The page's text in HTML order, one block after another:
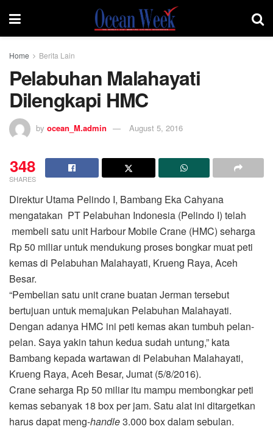
Home Berita Lain
Pelabuhan Malahayati
Dilengkapi HMC
by ocean_M.admin August 5, 2016
348
SHARES
Direktur Utama Pelindo I, Bambang Eka Cahyana
mengatakan PT Pelabuhan Indonesia (Pelindo I) telah
membeli satu unit Harbour Mobile Crane (HMC) seharga
Rp 50 miliar untuk mendukung proses bongkar muat peti
kemas di Pelabuhan Malahayati, Krueng Raya, Aceh
Besar.
“Pembelian satu unit crane buatan Jerman tersebut
bertujuan untuk memajukan Pelabuhan Malahayati.
Dengan adanya HMC ini peti kemas akan tumbuh pelan-
pelan. Saya yakin tahun kedua sudah untung,” kata
Bambang kepada wartawan di Pelabuhan Malahayati,
Krueng Raya, Aceh Besar, Jumat (5/8/2016).
Crane seharga Rp 50 miliar itu mampu membongkar peti
kemas sebanyak 18 box per jam. Satu alat ini ditargetkan
harus dapat meng-handle3.000 box dalam sebulan.